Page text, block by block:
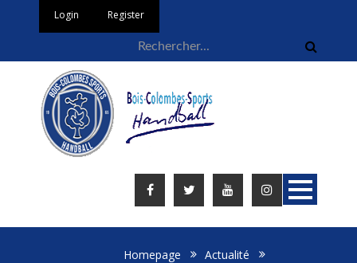
Login Register
Homepage
Actualité